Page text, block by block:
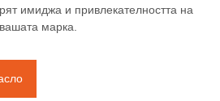
имиджа и привлекателността на
вашата марка.